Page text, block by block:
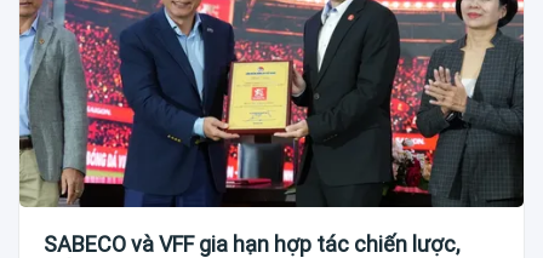
SABECO và VFF gia hạn hợp tác chiến lược,